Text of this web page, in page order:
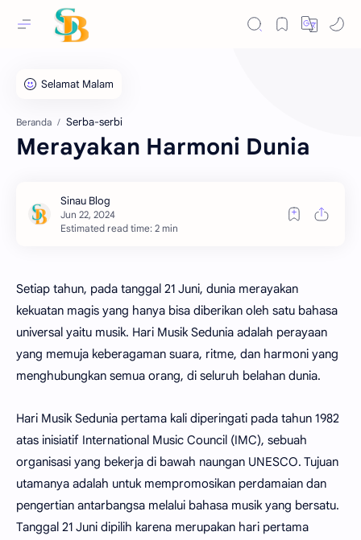
Beranda Serba-serbi
Merayakan Harmoni Dunia
Estimated read time: 2 min
Setiap tahun, pada tanggal 21 Juni, dunia merayakan
kekuatan magis yang hanya bisa diberikan oleh satu bahasa
universal yaitu musik. Hari Musik Sedunia adalah perayaan
yang memuja keberagaman suara, ritme, dan harmoni yang
menghubungkan semua orang, di seluruh belahan dunia.
Hari Musik Sedunia pertama kali diperingati pada tahun 1982
atas inisiatif International Music Council (IMC), sebuah
organisasi yang bekerja di bawah naungan UNESCO. Tujuan
utamanya adalah untuk mempromosikan perdamaian dan
pengertian antarbangsa melalui bahasa musik yang bersatu.
Tanggal 21 Juni dipilih karena merupakan hari pertama